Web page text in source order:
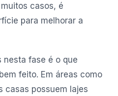
casos, é
para melhorar a
nesta fase é o que
feito. Em áreas como
casas possuem lajes